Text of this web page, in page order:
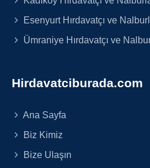
Esenyurt Hırdavatçı ve
Ümraniye Hırdavatçı ve
Hirdavatciburada.com
Ana Sayfa
Biz Kimiz
Bize Ulaşın